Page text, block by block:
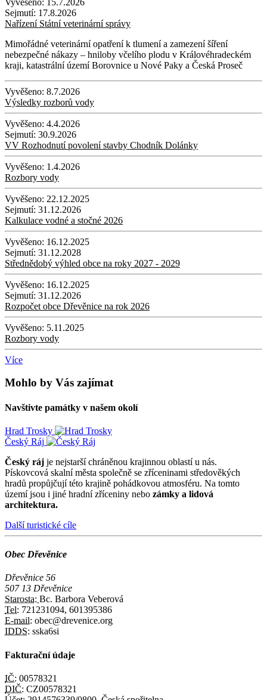
Sejmutí: 17.8.2026
Nařízení Státní veterinární správy
Mimořádné veterinární opatření k tlumení a zamezení šíření
nebezpečné nákazy – hniloby včelího plodu v Královéhradeckém
kraji, katastrální území Borovnice u Nové Paky a Česká Proseč
Vyvěšeno: 8.7.2026
Výsledky rozborů vody
Vyvěšeno: 4.4.2026
Sejmutí: 30.9.2026
VV Rozhodnutí povolení stavby Chodník Dolánky
Vyvěšeno: 1.4.2026
Rozbory vody
Vyvěšeno: 22.12.2025
Sejmutí: 31.12.2026
Kalkulace vodné a stočné 2026
Vyvěšeno: 16.12.2025
Sejmutí: 31.12.2028
Střednědobý výhled obce na roky 2027 - 2029
Vyvěšeno: 16.12.2025
Sejmutí: 31.12.2026
Rozpočet obce Dřevěnice na rok 2026
Vyvěšeno: 5.11.2025
Rozbory vody
Více
Mohlo by Vás zajímat
Navštivte památky v našem okolí
Hrad Trosky
Český Ráj
Český ráj je nejstarší chráněnou krajinnou oblastí u nás.
Pískovcová skalní města společně se zříceninami středověkých
hradů propůjčují této krajině pohádkovou atmosféru. Na tomto
území jsou i jiné hradní zříceniny nebo zámky a lidová
architektura.
Další turistické cíle
Obec Dřevěnice
Dřevěnice 56
507 13 Dřevěnice
Starosta: Bc. Barbora Veberová
Tel: 721231094, 601395386
E-mail: obec@drevenice.org
IDDS: sska6si
Fakturační údaje
IČ: 00578321
DIČ: CZ00578321